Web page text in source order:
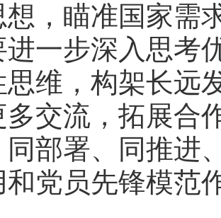
，瞄准国家需
一步深入思考
思维，构架长远
多交流，拓展合
同部署、同推进
和党员先锋模范